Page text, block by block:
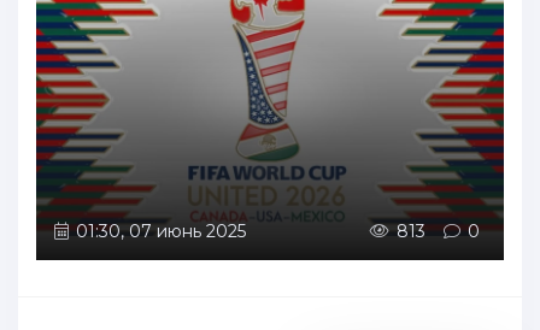
01:30, 07 июнь 2025 813 0